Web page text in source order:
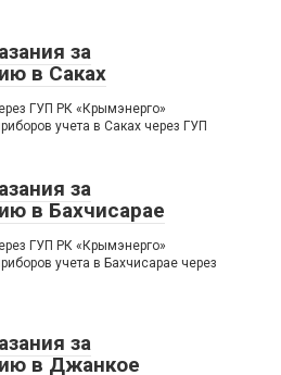
за
в Саках
ГУП РК «Крымэнерго»
учета в Саках через ГУП
за
в Бахчисарае
ГУП РК «Крымэнерго»
учета в Бахчисарае через
за
в Джанкое